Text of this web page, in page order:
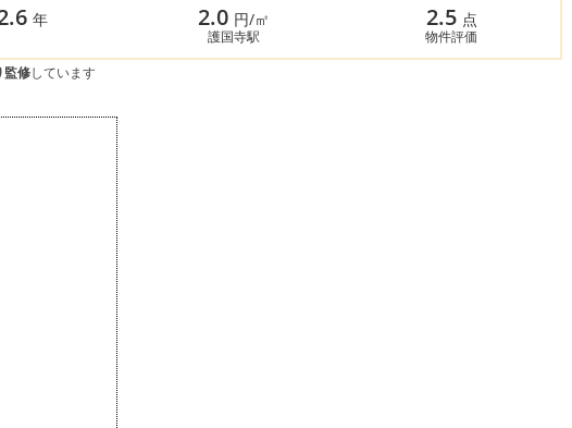
年 2.0 円/㎡
護国寺駅
2.5 点
物件評価
監修しています